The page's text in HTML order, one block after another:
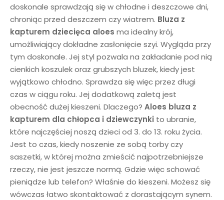
doskonale sprawdzają się w chłodne i deszczowe dni,
chroniąc przed deszczem czy wiatrem. Bluza z
kapturem dziecięca aloes ma idealny krój,
umożliwiający dokładne zasłonięcie szyi. Wygląda przy
tym doskonale. Jej styl pozwala na zakładanie pod nią
cienkich koszulek oraz grubszych bluzek, kiedy jest
wyjątkowo chłodno. Sprawdza się więc przez długi
czas w ciągu roku. Jej dodatkową zaletą jest
obecność dużej kieszeni. Dlaczego? Aloes bluza z
kapturem dla chłopca i dziewczynki to ubranie,
które najczęściej noszą dzieci od 3. do 13. roku życia.
Jest to czas, kiedy noszenie ze sobą torby czy
saszetki, w której można zmieścić najpotrzebniejsze
rzeczy, nie jest jeszcze normą. Gdzie więc schować
pieniądze lub telefon? Właśnie do kieszeni. Możesz się
wówczas łatwo skontaktować z dorastającym synem.